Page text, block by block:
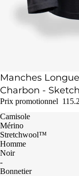
Promotion
Manches
Charbon -
Prix promotionnel
Camisole
Mérino
Stretchwool™
Homme
Noir
-
Bonnetier